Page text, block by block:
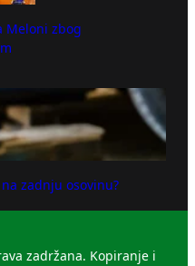
Meloni zbog
zadnju osovinu?
zadržana. Kopiranje i